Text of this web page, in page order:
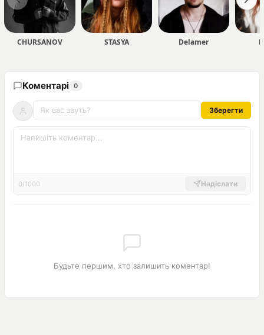
CHURSANOV STASYA Delamer
Коментарі 0
Зберегти
0/1000 Надіслати
Будьте першим, хто залишить коментар!